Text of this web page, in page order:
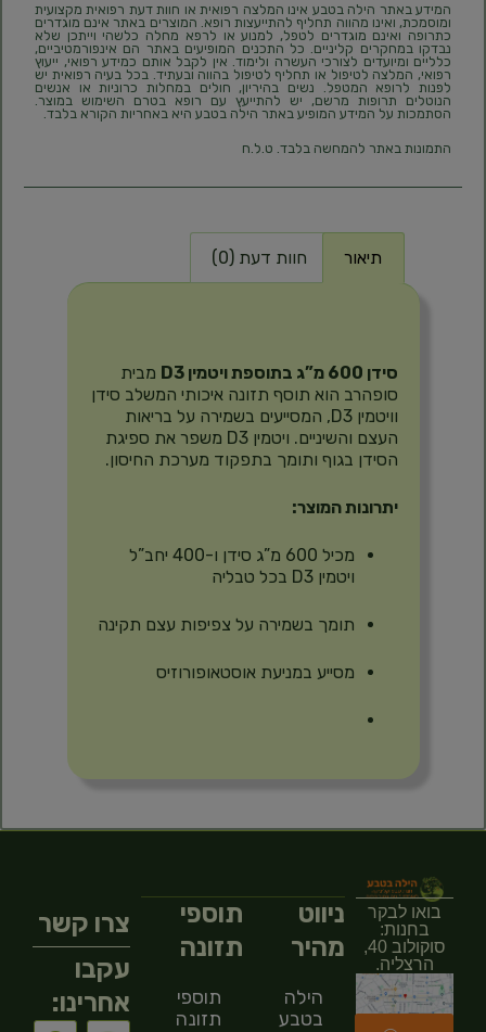
המידע באתר הילה בטבע אינו המלצה רפואית או חוות דעת רפואית מקצועית
ומוסמכת, ואינו מהווה תחליף להתייעצות רופא. המוצרים באתר אינם מוגדרים
כתרופה ואינם מוגדרים לטפל, למנוע או לרפא מחלה כלשהי וייתכן שלא
נבדקו במחקרים קליניים. כל התכנים המופיעים באתר הם אינפורמטיביים,
כלליים ומיועדים לצורכי העשרה ולימוד. אין לקבל אותם כמידע רפואי, ייעוץ
רפואי, המלצה לטיפול או תחליף לטיפול בהווה ובעתיד. בכל בעיה רפואית יש
לפנות לרופא המטפל. נשים בהיריון, חולים במחלות כרוניות או אנשים
הנוטלים תרופות מרשם, יש להתייעץ עם רופא בטרם השימוש במוצר.
הסתמכות על המידע המופיע באתר הילה בטבע היא באחריות הקורא בלבד.
התמונות באתר להמחשה בלבד. ט.ל.ח
תיאור חוות דעת (0)
סידן 600 מ”ג בתוספת ויטמין D3
מבית
סופהרב הוא תוסף תזונה איכותי המשלב סידן
וויטמין D3, המסייעים בשמירה על בריאות
העצם והשיניים.
ויטמין D3 משפר את ספיגת
הסידן בגוף ותומך בתפקוד מערכת החיסון.
יתרונות המוצר:
מכיל 600 מ”ג סידן ו-400 יחב”ל
ויטמין D3 בכל טבליה
תומך בשמירה על צפיפות עצם תקינה
מסייע במניעת אוסטאופורוזיס
בואו לבקר
בחנות:
סוקולוב 40,
הרצליה.
ניווט
מהיר
הילה
בטבע
תוספי
תזונה
תוספי
תזונה
צרו קשר
עקבו
אחרינו: